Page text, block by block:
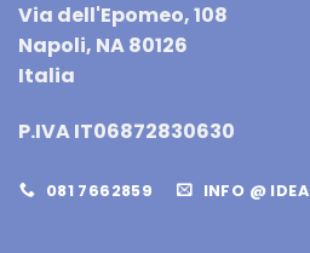
Via dell'Epomeo, 108
Napoli, NA 80126
Italia
P.IVA IT06872830630
081 7662859 INFO @